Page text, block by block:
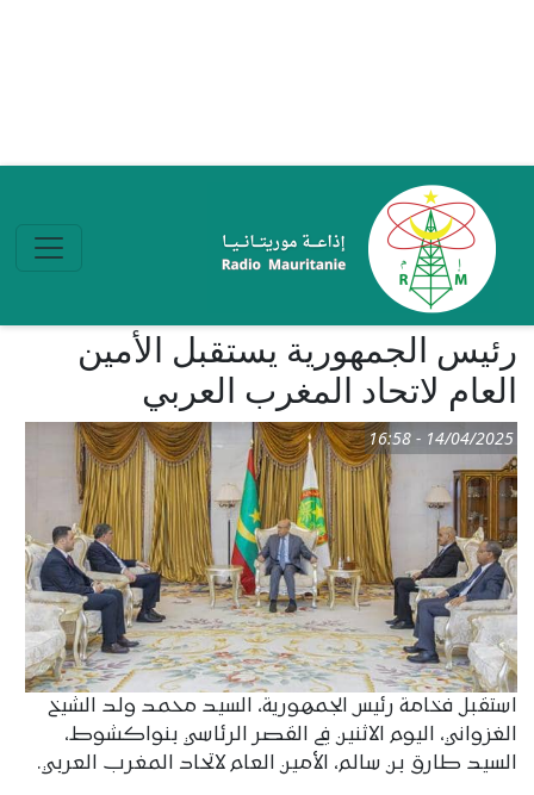
رئيس الجمهورية يستقبل الأمين
العام لاتحاد المغرب العربي
14/04/2025 - 16:58
استقبل فخامة رئيس الجمهورية، السيد محمد ولد الشيخ
الغزواني، اليوم الاثنين في القصر الرئاسي بنواكشوط،
السيد طارق بن سالم، الأمين العام لاتحاد المغرب العربي.